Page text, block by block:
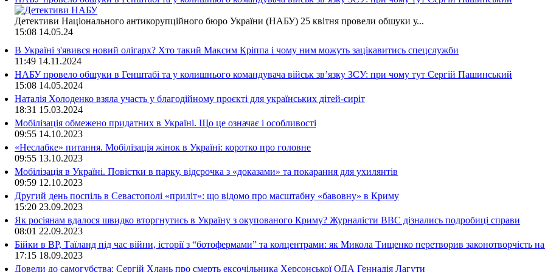
Детективи Національного антикорупційного бюро України (НАБУ) 25 квітня провели обшуки у...
15:08 14.05.24
В Україні з'явився новий олігарх? Хто такий Максим Кріппа і чому ним можуть зацікавитись спецслужби
11:49 14.11.2024
НАБУ провело обшуки в Генштабі та у колишнього командувача військ зв’язку ЗСУ: при чому тут Сергій Пашинський
15:08 14.05.2024
Наталія Холоденко взяла участь у благодійному проєкті для українських дітей-сиріт
18:31 15.03.2024
Мобілізація обмежено придатних в Україні. Що це означає і особливості
09:55 14.10.2023
«Неслабке» питання. Мобілізація жінок в Україні: коротко про головне
09:55 13.10.2023
Мобілізація в Україні. Повістки в парку, відсрочка з «доказами» та покарання для ухилянтів
09:59 12.10.2023
Другий день поспіль в Севастополі «приліт»: що відомо про масштабну «бавовну» в Криму
15:20 23.09.2023
Як росіянам вдалося швидко вторгнутись в Україну з окупованого Криму? Журналісти ВВС дізнались подробиці справи
08:01 22.09.2023
Бійки в ВР, Таїланд під час війни, історії з “ботофермами” та колцентрами: як Микола Тищенко перетворив законотворчість на
17:15 18.09.2023
Довели до самогубства: Сергій Хлань про смерть ексочільника Херсонської ОДА Геннадія Лагути